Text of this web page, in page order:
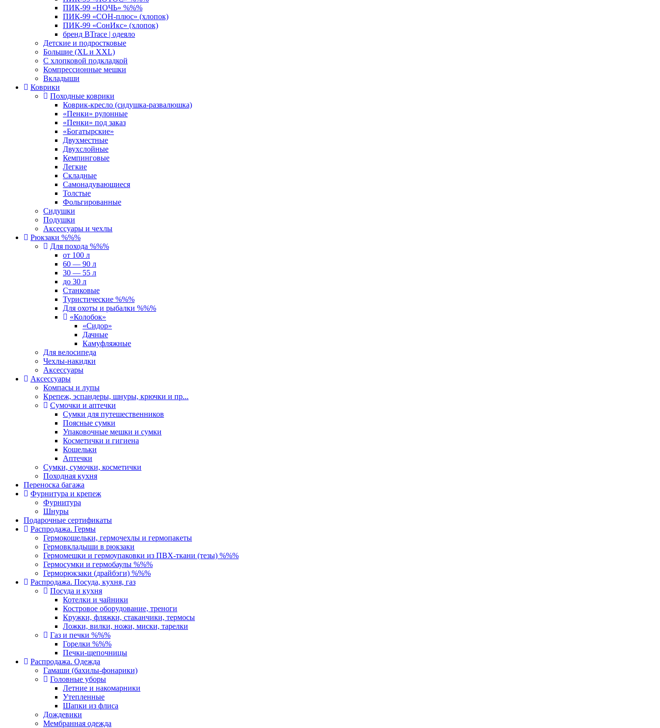
ПИК-99 «НОЧЬ» %%%
ПИК-99 «СОН-плюс» (хлопок)
ПИК-99 «СонИкс» (хлопок)
бренд BTrace | одеяло
Детские и подростковые
Большие (XL и XXL)
С хлопковой подкладкой
Компрессионные мешки
Вкладыши
Коврики
Походные коврики
Коврик-кресло (сидушка-развалюшка)
«Пенки» рулонные
«Пенки» под заказ
«Богатырские»
Двухместные
Двухслойные
Кемпинговые
Легкие
Складные
Самонадувающиеся
Толстые
Фольгированные
Сидушки
Подушки
Аксессуары и чехлы
Рюкзаки %%%
Для похода %%%
от 100 л
60 — 90 л
30 — 55 л
до 30 л
Станковые
Туристические %%%
Для охоты и рыбалки %%%
«Колобок»
«Сидор»
Дачные
Камуфляжные
Для велосипеда
Чехлы-накидки
Аксессуары
Аксессуары
Компасы и лупы
Крепеж, эспандеры, шнуры, крючки и пр...
Сумочки и аптечки
Сумки для путешественников
Поясные сумки
Упаковочные мешки и сумки
Косметички и гигиена
Кошельки
Аптечки
Сумки, сумочки, косметички
Походная кухня
Переноска багажа
Фурнитура и крепеж
Фурнитура
Шнуры
Подарочные сертификаты
Распродажа. Гермы
Гермокошельки, гермочехлы и гермопакеты
Гермовкладыши в рюкзаки
Гермомешки и гермоупаковки из ПВХ-ткани (тезы) %%%
Гермосумки и гермобаулы %%%
Герморюкзаки (драйбэги) %%%
Распродажа. Посуда, кухня, газ
Посуда и кухня
Котелки и чайники
Костровое оборудование, треноги
Кружки, фляжки, стаканчики, термосы
Ложки, вилки, ножи, миски, тарелки
Газ и печки %%%
Горелки %%%
Печки-щепочницы
Распродажа. Одежда
Гамаши (бахилы-фонарики)
Головные уборы
Летние и накомарники
Утепленные
Шапки из флиса
Дождевики
Мембранная одежда